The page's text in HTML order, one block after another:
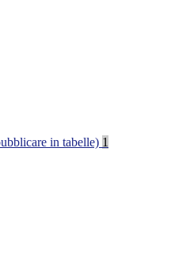
in tabelle) 1